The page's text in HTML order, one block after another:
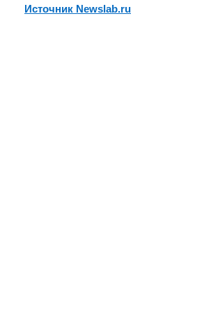
Источник Newslab.ru